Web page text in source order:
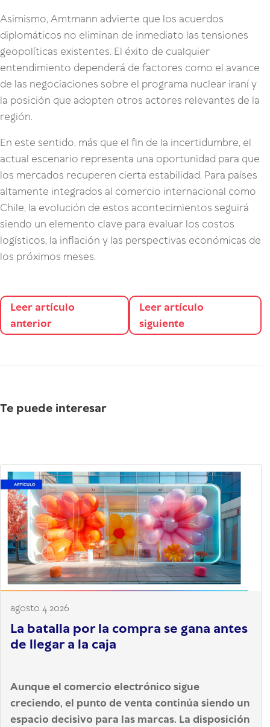
Asimismo, Amtmann advierte que los acuerdos
diplomáticos no eliminan de inmediato las tensiones
geopolíticas existentes. El éxito de cualquier
entendimiento dependerá de factores como el avance
de las negociaciones sobre el programa nuclear iraní y
la posición que adopten otros actores relevantes de la
región.
En este sentido, más que el fin de la incertidumbre, el
actual escenario representa una oportunidad para que
los mercados recuperen cierta estabilidad. Para países
altamente integrados al comercio internacional como
Chile, la evolución de estos acontecimientos seguirá
siendo un elemento clave para evaluar los costos
logísticos, la inflación y las perspectivas económicas de
los próximos meses.
Leer artículo
anterior
Leer artículo
siguiente
Te puede interesar
agosto 4 2026
La batalla por la compra se gana antes
de llegar a la caja
Aunque el comercio electrónico sigue
creciendo, el punto de venta continúa siendo un
espacio decisivo para las marcas. La disposición